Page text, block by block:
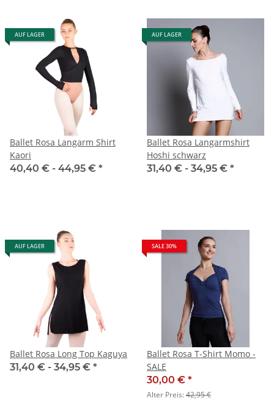
AUF LAGER
Ballet Rosa Langarm Shirt
Kaori
40,40 € - 44,95 € *
AUF LAGER
Ballet Rosa Langarmshirt
Hoshi schwarz
31,40 € - 34,95 € *
AUF LAGER
Ballet Rosa Long Top Kaguya
31,40 € - 34,95 € *
SALE 30%
Ballet Rosa T-Shirt Momo -
SALE
30,00 € *
Alter Preis:42,95 €